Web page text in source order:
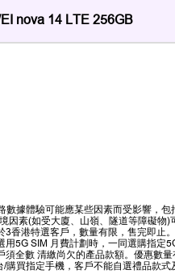
nova 14 LTE 256GB
數據體驗可能應某些因素而受影響，
因素(如受大廈、山嶺、隧道等障礙物)
3香港特選客戶，數量有限，售完即止。
用5G SIM 月費計劃時，一同選購指定
須全數 清繳尚欠的產品款額。優惠數量
/購買指定手機，客戶不能自選禮品款式